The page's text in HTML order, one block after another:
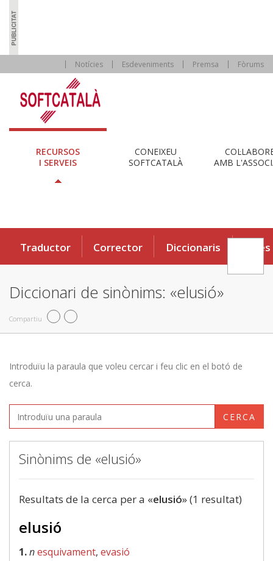
Notícies Esdeveniments Premsa Fòrums
RECURSOS
I SERVEIS
CONEIXEU
SOFTCATALÀ
AMB
Traductor Corrector Diccionaris Eines
Diccionari de sinònims: «elusió»
Compartiu
Introduïu la paraula que voleu cercar i feu clic en el botó de
cerca.
CERCA
Sinònims de «elusió»
Resultats de la cerca per a «elusió» (1 resultat)
elusió
1.nesquivament, evasió